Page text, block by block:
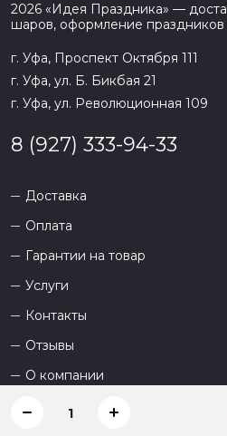
1
2026 « Идея Праздника» —
шаров, оформление праздников
г. Уфа, Проспект Октября 111
г. Уфа, ул. Б. Бикбая 21
г. Уфа, ул. Революционная 109
8 (927) 333-94-33
Доставка
Оплата
Гарантии на товар
Услуги
Контакты
Отзывы
О компании